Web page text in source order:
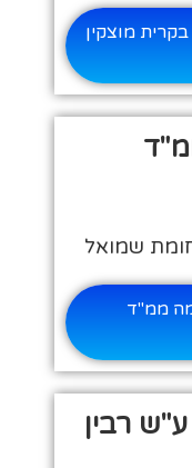
מוצקין
שמואל
ממ"ד
רבין